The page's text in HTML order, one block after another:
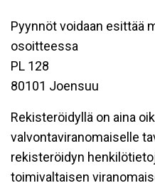
Pyynnöt voidaan esittää
osoitteessa
PL 128
80101 Joensuu
Rekisteröidyllä on aina
valvontaviranomaiselle
rekisteröidyn
toimivaltaisen